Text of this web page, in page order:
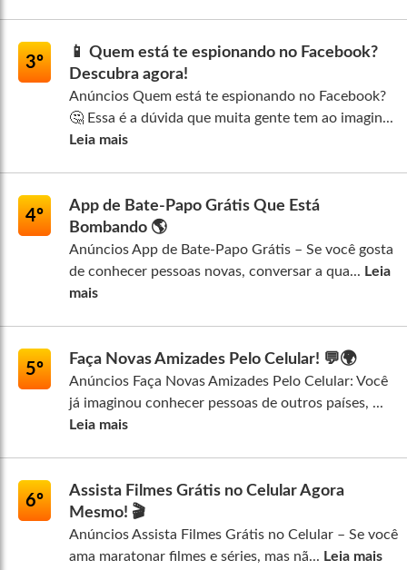
3º
📱 Quem está te espionando no Facebook?
Descubra agora!
Anúncios Quem está te espionando no Facebook?
🤔 Essa é a dúvida que muita gente tem ao imagin...
Leia mais
4º
App de Bate-Papo Grátis Que Está
Bombando 🌎
Anúncios App de Bate-Papo Grátis – Se você gosta
de conhecer pessoas novas, conversar a qua... Leia
mais
5º
Faça Novas Amizades Pelo Celular! 💬🌍
Anúncios Faça Novas Amizades Pelo Celular: Você
já imaginou conhecer pessoas de outros países, ...
Leia mais
6º
Assista Filmes Grátis no Celular Agora
Mesmo! 🎬
Anúncios Assista Filmes Grátis no Celular – Se você
ama maratonar filmes e séries, mas nã... Leia mais